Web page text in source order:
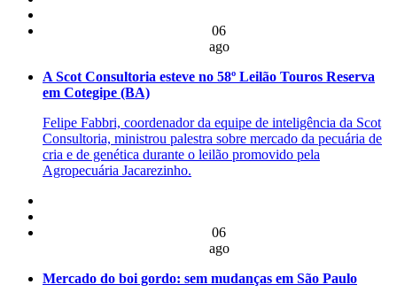
06
ago
A Scot Consultoria esteve no 58º Leilão Touros Reserva
em Cotegipe (BA)
Felipe Fabbri, coordenador da equipe de inteligência da Scot
Consultoria, ministrou palestra sobre mercado da pecuária de
cria e de genética durante o leilão promovido pela
Agropecuária Jacarezinho.
06
ago
Mercado do boi gordo: sem mudanças em São Paulo